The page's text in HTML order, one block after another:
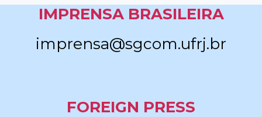
IMPRENSA BRASILEIRA
imprensa@sgcom.ufrj.br
FOREIGN PRESS